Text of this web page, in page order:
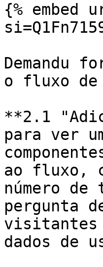
{% embed
Demandu
o fluxo
**2.1
para ver
ao fluxo,
número
pergunta
visitantes
dados de